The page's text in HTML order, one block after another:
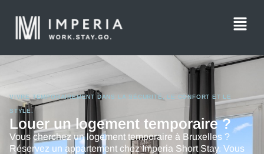
VIVRE TEMPORAIREMENT DANS LA SÉCURITÉ, LE CONFORT ET LE
STYLE.
Louer un logement temporaire ?
Vous cherchez un logement temporaire à Bruxelles ?
Réservez un appartement chez Imperia Short Stay. Vous